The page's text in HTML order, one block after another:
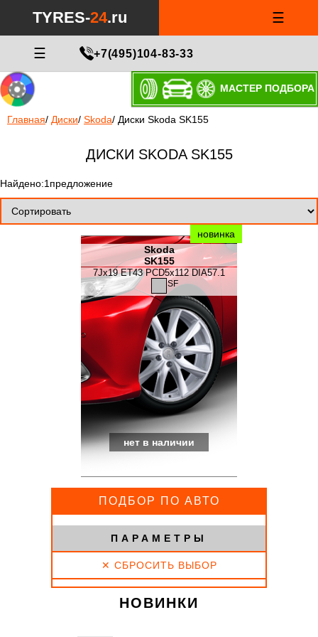
TYRES-24.ru ☰
☰ +7(495)104-83-33
МАСТЕР ПОДБОРА
Главная/ Диски/ Skoda/ Диски Skoda SK155
ДИСКИ SKODA SK155
Найдено:1предложение
новинка
Skoda
SK155
7Jx19 ET43 PCD5x112 DIA57.1
SF
нет в наличии
ПОДБОР ПО АВТО
ПАРАМЕТРЫ
✕ СБРОСИТЬ ВЫБОР
НОВИНКИ